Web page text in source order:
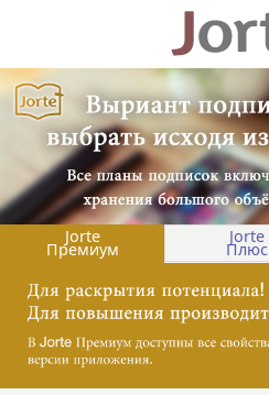
Jorte
Премиум
Jorte
Плюс